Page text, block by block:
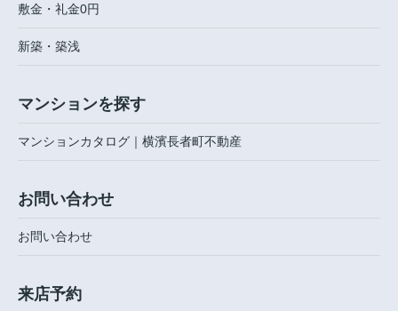
敷金・礼金0円
新築・築浅
マンションを探す
マンションカタログ｜横濱長者町不動産
お問い合わせ
お問い合わせ
来店予約